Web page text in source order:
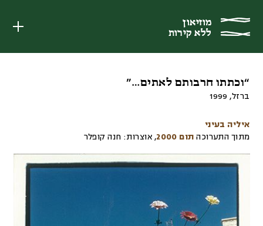
מוזיאון
ללא קירות
מוזיאון
ללא קירות
“וכתתו חרבותם לאתים…”
ברזל,
1999
איליה בעיני
מתוך התערוכה תום 2000 , אוצרות: חנה קופלר